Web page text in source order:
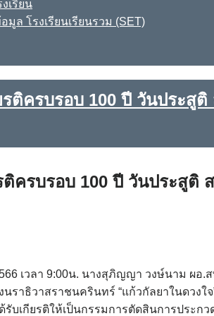
เรียน
มูล โรงเรียนเรียนรวม (SET)
รติครบรอบ 100 ปี วันประ
ติครบรอบ 100 ปี วันประสู
เวลา 9:00น. นางสุภิญญา วงษ์นาม ผอ.ส
าธิวาสราชนครินทร์ “แก้วกัลยาในดวงใ
รับเกียรติให้เป็นกรรมการตัดสินการประ